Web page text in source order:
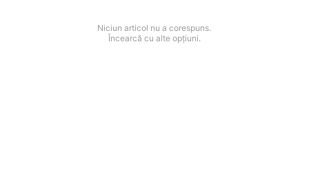
Niciun articol nu a corespuns.
Încearcă cu alte opțiuni.